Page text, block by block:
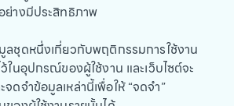
ย่างมีประสิทธิภาพ
ชุดหนึ่งเกี่ยวกับพฤติกรรมการใช้งาน
ในอุปกรณ์ของผู้ใช้งาน และเว็บไซต์จะ
ดจำข้อมูลเหล่านี้เพื่อให้ “จดจำ”